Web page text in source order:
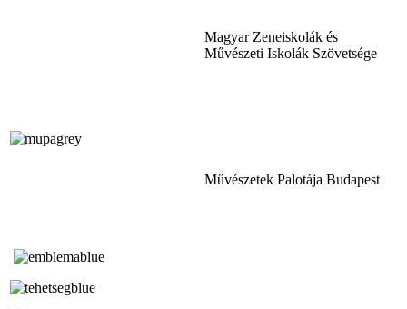
Magyar Zeneiskolák és
Művészeti Iskolák Szövetsége
Művészetek Palotája Budapest